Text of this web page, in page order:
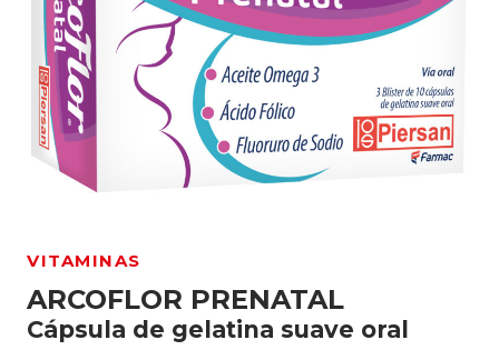
VITAMINAS
ARCOFLOR PRENATAL
Cápsula de gelatina suave oral